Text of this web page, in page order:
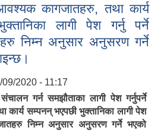
कागजातहरु, तथा कार्य
लागी पेश गर्नु पर्ने
निम्न अनुसार अनुसरण गर्ने
09/2020 - 11:17
गर्न समझौताका लागी पेश गर्नुपर्ने
सम्पनन् भएपछी भुक्तानिका लागी पेश
निम्न अनुसार अनुसरण गर्ने भएको